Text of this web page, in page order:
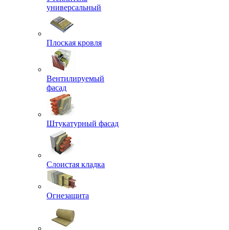
универсальный
Плоская кровля
Вентилируемый
фасад
Штукатурный фасад
Слоистая кладка
Огнезащита